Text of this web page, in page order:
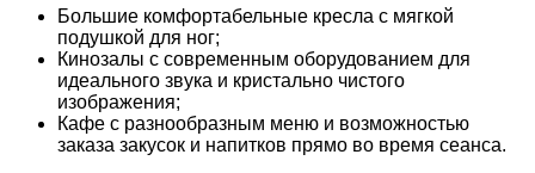
Большие комфортабельные кресла с мягкой
подушкой для ног;
Кинозалы с современным оборудованием для
идеального звука и кристально чистого
изображения;
Кафе с разнообразным меню и возможностью
заказа закусок и напитков прямо во время сеанса.